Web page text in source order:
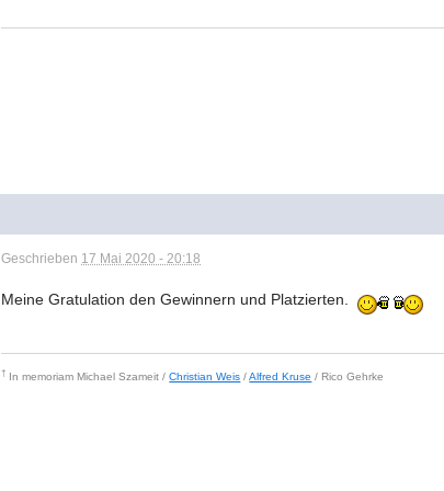
Geschrieben 17 Mai 2020 - 20:18
Meine Gratulation den Gewinnern und Platzierten.
† In memoriam Michael Szameit / Christian Weis /Alfred Kruse / Rico